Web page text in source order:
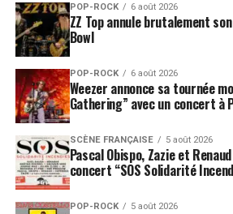
POP-ROCK 6 août 2026
ZZ Top annule brutalement
Bowl
POP-ROCK 6 août 2026
Weezer annonce sa tournée
Gathering” avec un concert à
SCÈNE FRANÇAISE 5 août 2026
Pascal Obispo, Zazie et
concert “SOS Solidarité
POP-ROCK 5 août 2026